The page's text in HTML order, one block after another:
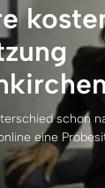
schon
eine